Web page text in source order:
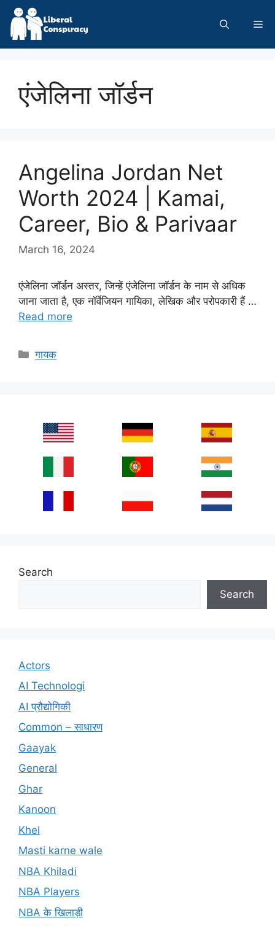
Skip
content
एंजेलिना जॉर्डन
Angelina Jordan Net
Worth 2024 | Kamai,
Career, Bio & Parivaar
March 16, 2024
एंजेलिना जॉर्डन अस्तर, जिन्हें एंजेलिना जॉर्डन के नाम से अधिक
जाना जाता है, एक नॉर्वेजियन गायिका, लेखिक और परोपकारी हैं …
Read more
Categories
गायक
Search
Search
Actors
AI Technologi
AI प्रौद्योगिकी
Common – साधारण
Gaayak
General
Ghar
Kanoon
Khel
Masti karne wale
NBA Khiladi
NBA Players
NBA के खिलाड़ी